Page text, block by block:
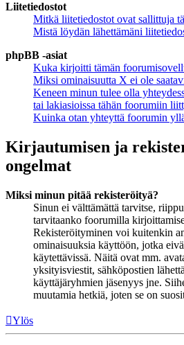
Liitetiedostot
Mitkä liitetiedostot ovat sallittuja
Mistä löydän lähettämäni
phpBB -asiat
Kuka kirjoitti tämän
Miksi ominaisuutta X ei ole
Keneen minun tulee olla
tai lakiasioissa tähän foorumiin
Kuinka otan yhteyttä foorumin
Kirjautumisen ja
ongelmat
Miksi minun pitää rekisteröityä?
Sinun ei välttämättä tarvitse,
tarvitaanko foorumilla
Rekisteröityminen voi kuitenkin
ominaisuuksia käyttöön, jotka
käytettävissä. Näitä ovat mm.
yksityisviestit, sähköpostien
käyttäjäryhmien jäsenyys jne.
muutamia hetkiä, joten se on
Ylös